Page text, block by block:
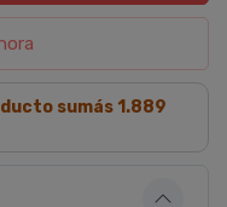
sumás 1.889